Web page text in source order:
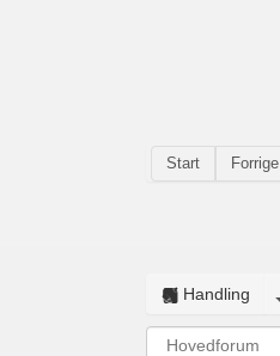
Start Forrige
Handling